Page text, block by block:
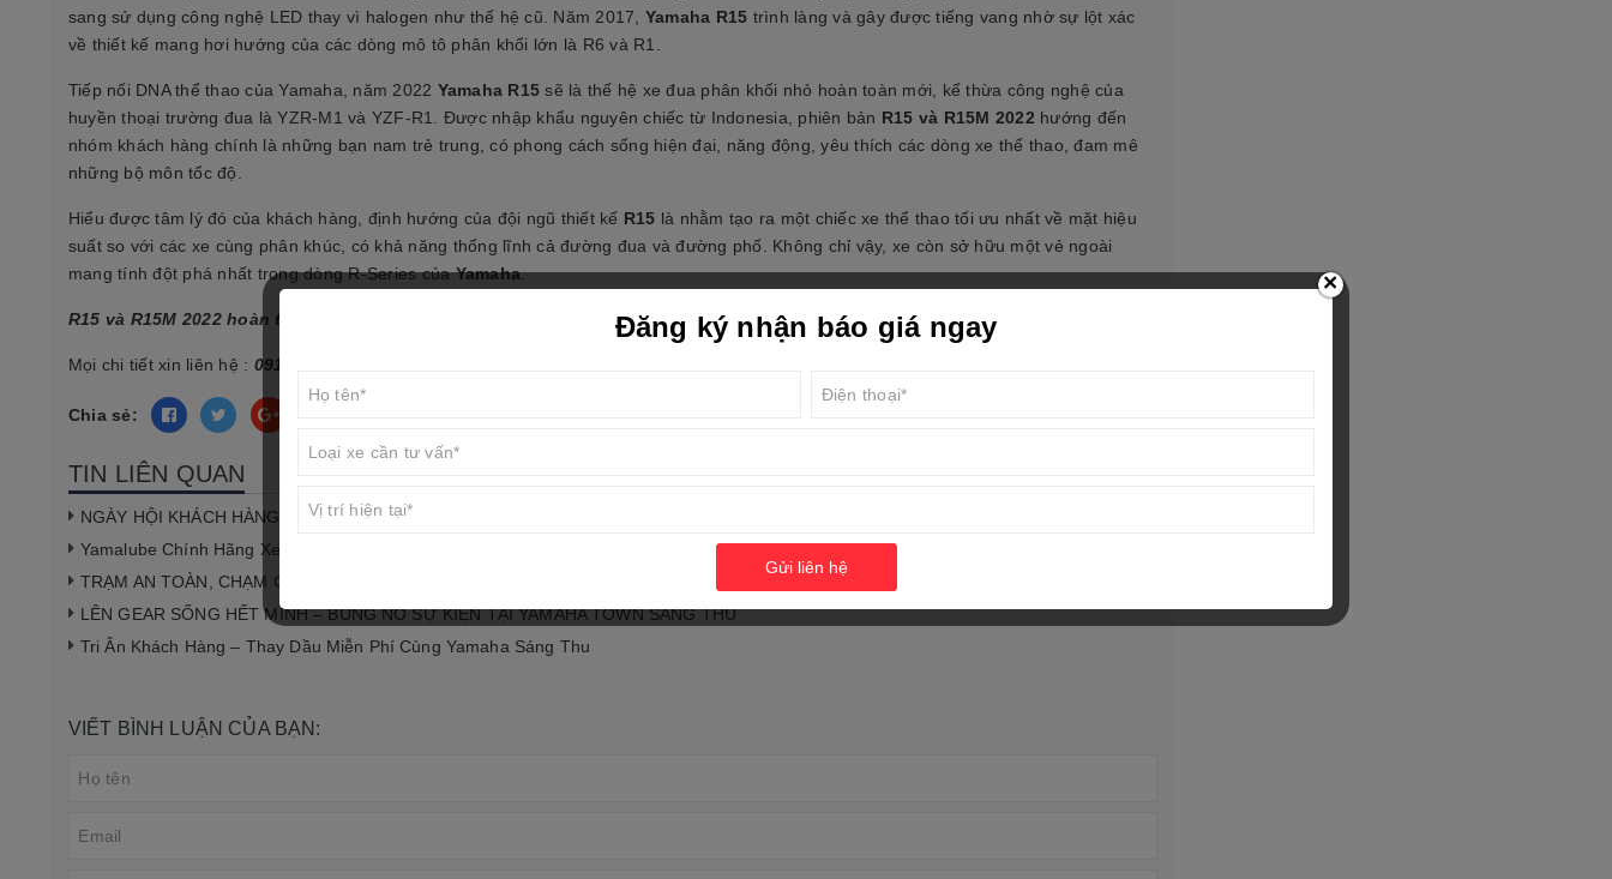
sang sử dụng công nghệ LED thay vì halogen như thế hệ cũ. Năm 2017, Yamaha R15 trình làng và gây được tiếng vang nhờ sự lột xác
về thiết kế mang hơi hướng của các dòng mô tô phân khối lớn là R6 và R1.
Tiếp nối DNA thể thao của Yamaha, năm 2022 Yamaha R15 sẽ là thế hệ xe đua phân khối nhỏ hoàn toàn mới, kế thừa công nghệ của
huyền thoại trường đua là YZR-M1 và YZF-R1. Được nhập khẩu nguyên chiếc từ Indonesia, phiên bản R15 và R15M 2022 hướng đến
nhóm khách hàng chính là những bạn nam trẻ trung, có phong cách sống hiện đại, năng động, yêu thích các dòng xe thể thao, đam mê
những bộ môn tốc độ.
Hiểu được tâm lý đó của khách hàng, định hướng của đội ngũ thiết kế R15 là nhằm tạo ra một chiếc xe thể thao tối ưu nhất về mặt hiệu
suất so với các xe cùng phân khúc, có khả năng thống lĩnh cả đường đua và đường phố. Không chỉ vậy, xe còn sở hữu một vẻ ngoài
mang tính đột phá nhất trong dòng R-Series củaYamaha.
R15 và R15M 2022 hoàn toàn mới dự kiến sẽ có mặt tại các đại lý trên toàn quốc vào cuối tháng 9/2022
Mọi chi tiết xin liên hệ : 0911 565 171
Chia sẻ:
TIN LIÊN QUAN
NGÀY HỘI KHÁCH HÀNG YAMAHA – ĐẶC QUYỀN CHĂM XE THÁNG 8
Yamalube Chính Hãng Xe Yamaha – Thay Nhớt Chuẩn Tại Yamaha Sáng Thu
TRẠM AN TOÀN, CHẠM CẢM XÚC – MỞ LỐI NHỮNG TRẢI NGHIỆM MỚI CÙNG YAMAHA
LÊN GEAR SỐNG HẾT MÌNH – BÙNG NỔ SỰ KIỆN TẠI YAMAHA TOWN SÁNG THU
Tri Ân Khách Hàng – Thay Dầu Miễn Phí Cùng Yamaha Sáng Thu
VIẾT BÌNH LUẬN CỦA BẠN:
Đăng ký nhận báo giá ngay
×
Gửi liên hệ